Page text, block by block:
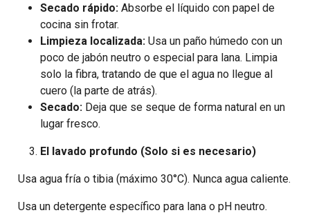
Secado rápido: Absorbe el líquido con papel de
cocina sin frotar.
Limpieza localizada: Usa un paño húmedo con un
poco de jabón neutro o especial para lana. Limpia
solo la fibra, tratando de que el agua no llegue al
cuero (la parte de atrás).
Secado: Deja que se seque de forma natural en un
lugar fresco.
El lavado profundo (Solo si es necesario)
Usa agua fría o tibia (máximo 30°C). Nunca agua caliente.
Usa un detergente específico para lana o pH neutro.